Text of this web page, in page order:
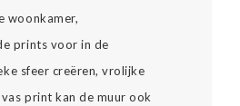
woonkamer,
prints voor in de
sfeer creëren, vrolijke
print kan de muur ook